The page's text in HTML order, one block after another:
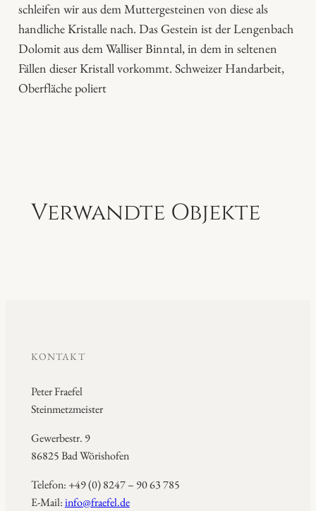
e
schleifen wir aus dem Muttergesteinen von diese als
handliche Kristalle nach. Das Gestein ist der Lengenbach
Dolomit aus dem Walliser Binntal, in dem in seltenen
Fällen dieser Kristall vorkommt. Schweizer Handarbeit,
Oberfläche poliert
Verwandte Objekte
KONTAKT
Peter Fraefel
Steinmetzmeister
Gewerbestr. 9
86825 Bad Wörishofen
Telefon: +49 (0) 8247 – 90 63 785
E-Mail:info@fraefel.de